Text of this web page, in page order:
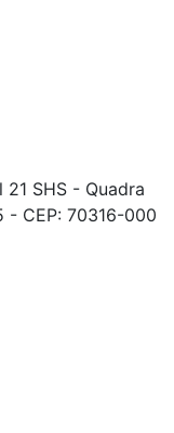
SHS - Quadra
- CEP: 70316-000